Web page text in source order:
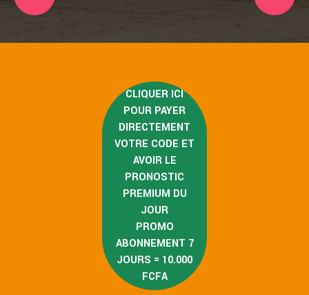
CLIQUER ICI
POUR PAYER
DIRECTEMENT
VOTRE CODE ET
AVOIR LE
PRONOSTIC
PREMIUM DU
JOUR
PROMO
ABONNEMENT 7
JOURS = 10.000
FCFA